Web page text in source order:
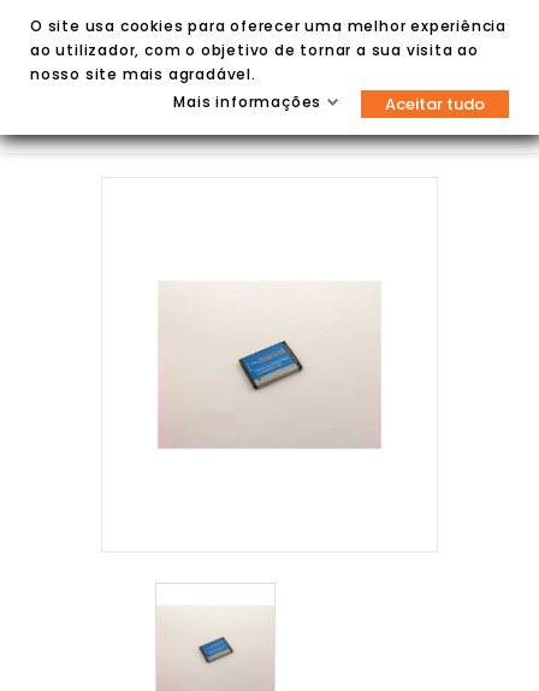

O site usa cookies para oferecer uma melhor experiência
ao utilizador, com o objetivo de tornar a sua visita ao
nosso site mais agradável.
Mais informações
Aceitar tudo